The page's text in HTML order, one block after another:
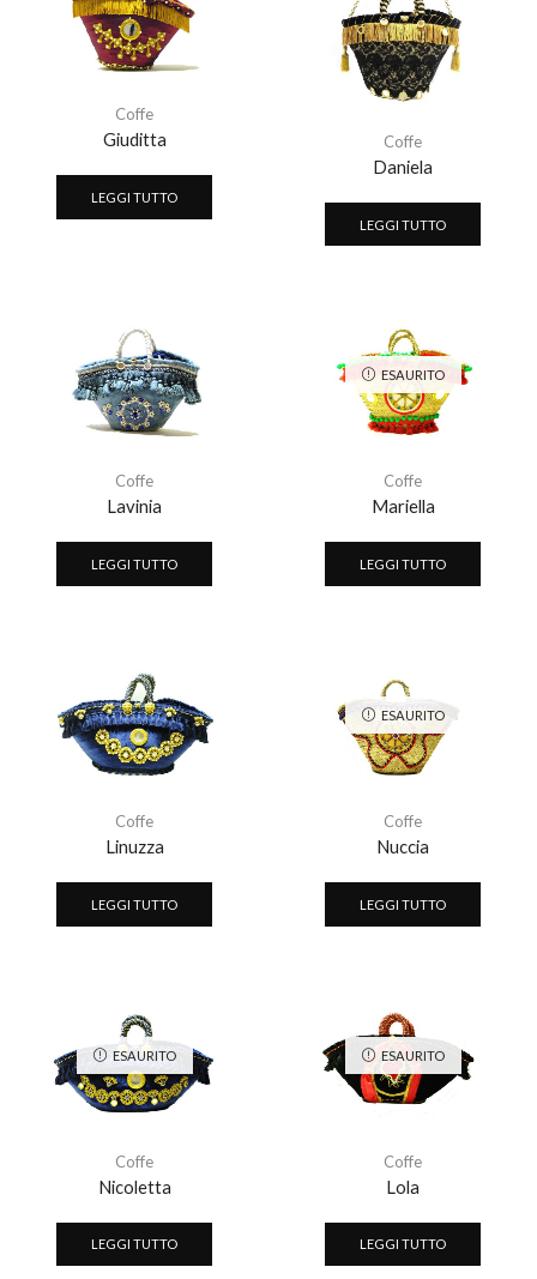
Coffe
Giuditta
LEGGI TUTTO
Coffe
Daniela
LEGGI TUTTO
Coffe
Lavinia
LEGGI TUTTO
ESAURITO
Coffe
Mariella
LEGGI TUTTO
Coffe
Linuzza
LEGGI TUTTO
ESAURITO
Coffe
Nuccia
LEGGI TUTTO
ESAURITO
Coffe
Nicoletta
LEGGI TUTTO
ESAURITO
Coffe
Lola
LEGGI TUTTO